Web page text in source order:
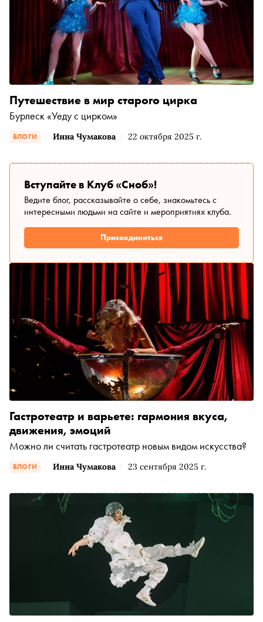
БЛОГИ Инна Чумакова 22 октября 2025 г.
Путешествие в мир старого цирка
Бурлеск «Уеду с цирком»
Вступайте в Клуб «Сноб»!
Ведите блог, рассказывайте о себе, знакомьтесь с
интересными людьми на сайте и мероприятиях клуба.
Присоединиться
БЛОГИ Инна Чумакова 23 сентября 2025 г.
Гастротеатр и варьете: гармония вкуса,
движения, эмоций
Можно ли считать гастротеатр новым видом искусства?